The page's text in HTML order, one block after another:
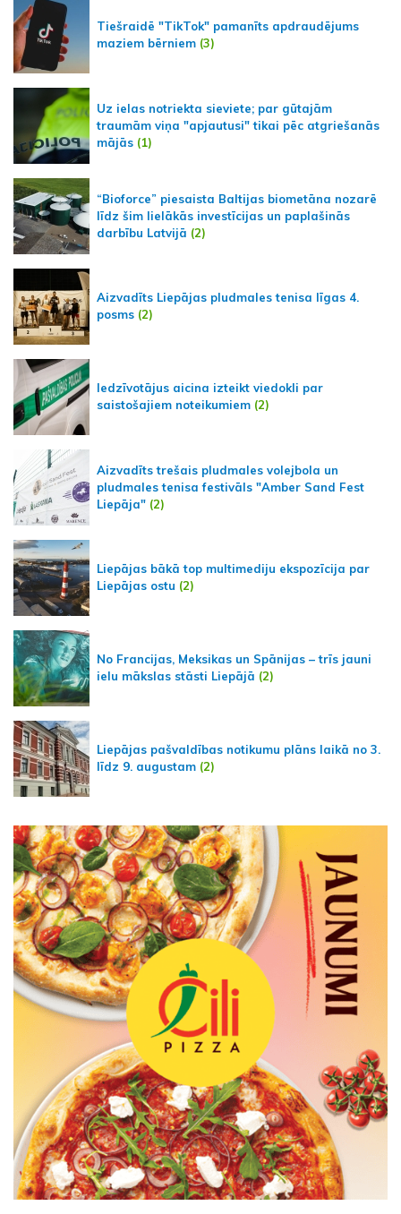
Tiešraidē "TikTok" pamanīts apdraudējums
maziem bērniem (3)
Uz ielas notriekta sieviete; par gūtajām
traumām viņa "apjautusi" tikai pēc atgriešanās
mājās (1)
“Bioforce” piesaista Baltijas biometāna nozarē
līdz šim lielākās investīcijas un paplašinās
darbību Latvijā (2)
Aizvadīts Liepājas pludmales tenisa līgas 4.
posms (2)
Iedzīvotājus aicina izteikt viedokli par
saistošajiem noteikumiem (2)
Aizvadīts trešais pludmales volejbola un
pludmales tenisa festivāls "Amber Sand Fest
Liepāja" (2)
Liepājas bākā top multimediju ekspozīcija par
Liepājas ostu (2)
No Francijas, Meksikas un Spānijas – trīs jauni
ielu mākslas stāsti Liepājā (2)
Liepājas pašvaldības notikumu plāns laikā no 3.
līdz 9. augustam (2)